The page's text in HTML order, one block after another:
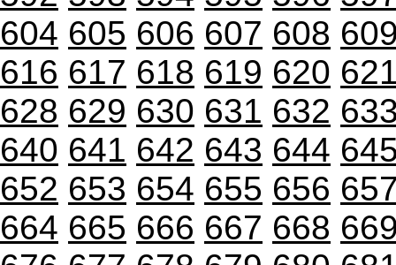
604 605 606 607 608
616 617 618 619 620
628 629 630 631 632
640 641 642 643 644
652 653 654 655 656
664 665 666 667 668